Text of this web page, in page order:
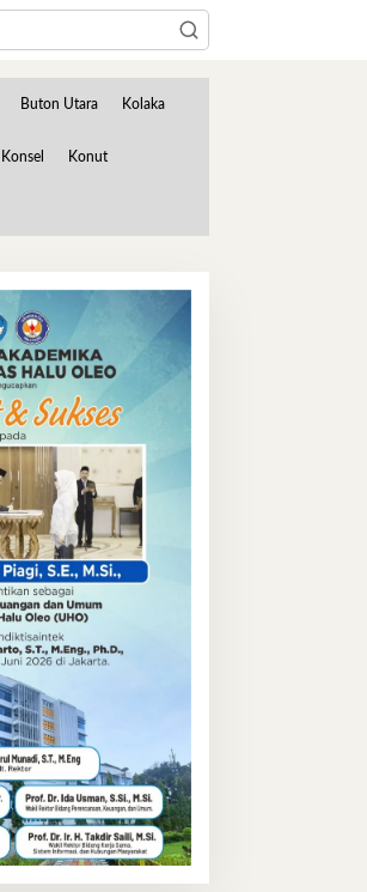
Buton Utara Kolaka
Konsel Konut